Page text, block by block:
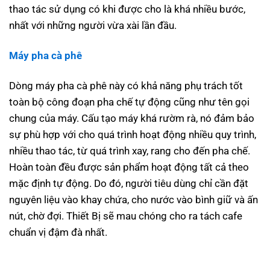
thao tác sử dụng có khi được cho là khá nhiều bước,
nhất với những người vừa xài lần đầu.
Máy pha cà phê
Dòng máy pha cà phê này có khả năng phụ trách tốt
toàn bộ công đoạn pha chế tự động cũng như tên gọi
chung của máy. Cấu tạo máy khá rườm rà, nó đảm bảo
sự phù hợp với cho quá trình hoạt động nhiều quy trình,
nhiều thao tác, từ quá trình xay, rang cho đến pha chế.
Hoàn toàn đều được sản phẩm hoạt động tất cả theo
mặc định tự động. Do đó, người tiêu dùng chỉ cần đặt
nguyên liệu vào khay chứa, cho nước vào bình giữ và ấn
nút, chờ đợi. Thiết Bị sẽ mau chóng cho ra tách cafe
chuẩn vị đậm đà nhất.